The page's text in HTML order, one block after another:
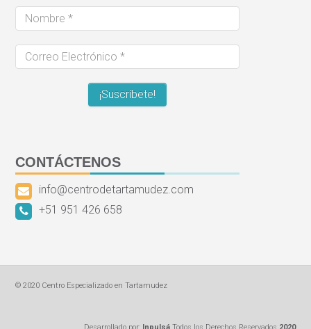
CONTÁCTENOS
info@centrodetartamudez.com
+51 951 426 658
© 2020 Centro Especializado en Tartamudez
Desarrollado por: InpulsáTodos los Derechos Reservados 2020